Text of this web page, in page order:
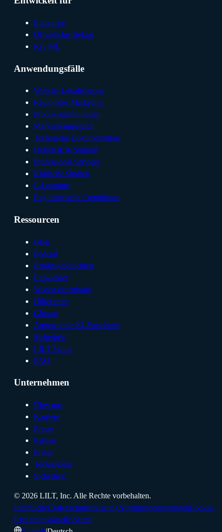
Enterprise
Öffentlicher Sektor
KI / ML
Anwendungsfälle
Website-Lokalisierung
Regionales Marketing
Produkteinführungen
Markenkampagnen
Technische Dokumentation
Helpdesk & Support
Professional Services
Klinische Studien
E-Learning
Regulatorische Compliance
Ressourcen
Blog
Podcast
Erfolgsgeschichten
Entwickler
Wissensdatenbank
Hilfecenter
Glossar
Angewandte KI-Forschung
Sicherheit
LILT Status
FAQ
Unternehmen
Über uns
Karriere
Presse
Partner
Preise
Technologie
Sicherheit
© 2026 LILT, Inc. Alle Rechte vorbehalten.
RechtlichesDatenschutzerklärungNutzungsbedingungenCookie-
RichtlinieAktuelle Seiten